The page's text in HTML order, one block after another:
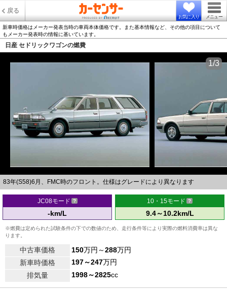
戻る
お気に入り メニュー
新車時価格はメーカー発表当時の車両本体価格です。また基本情報など、その他の項目について
もメーカー発表時の情報に基いています。
日産 セドリックワゴンの燃費
83年(S58)6月、FMC時のフロント。仕様はグレードにより異なります
1/3
JC08モード
-km/L
10・15モード
9.4～10.2km/L
※燃費は定められた試験条件の下での数値のため、走行条件等により実際の燃料消費率は異な
ります。
中古車価格 150万円～288万円
新車時価格
197～247万円
排気量
1998～2825cc